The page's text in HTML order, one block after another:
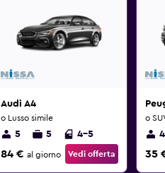
Audi A4
o Lusso simile
5 5 4-5
84 € al giorno Vedi offerta
o
4
35